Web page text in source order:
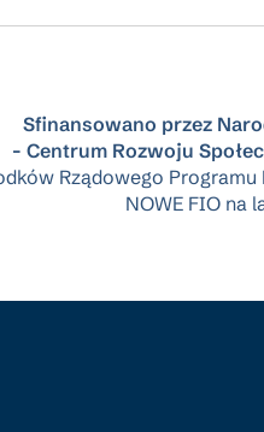
Sfinansowano przez
- Centrum Rozwoju
Rządowego
NOWE FIO na